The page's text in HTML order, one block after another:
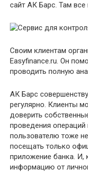
сайт АК Барс. Там
Своим клиентам
Еasyfinance.ru. Он
проводить полную
АК Барс
регулярно. Клиенты
доверить
проведения
пользователю тоже
посещать только
приложение банка. И,
информацию от